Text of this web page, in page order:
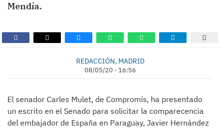
Mendía.
REDACCIÓN, MADRID
08/05/20 - 16:56
El senador Carles Mulet, de Compromís, ha presentado
un escrito en el Senado para solicitar la comparecencia
del embajador de España en Paraguay, Javier Hernández